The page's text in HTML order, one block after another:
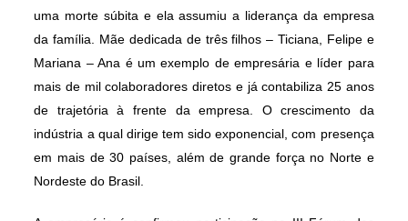
uma morte súbita e ela assumiu a liderança da empresa
da família. Mãe dedicada de três filhos – Ticiana, Felipe e
Mariana – Ana é um exemplo de empresária e líder para
mais de mil colaboradores diretos e já contabiliza 25 anos
de trajetória à frente da empresa. O crescimento da
indústria a qual dirige tem sido exponencial, com presença
em mais de 30 países, além de grande força no Norte e
Nordeste do Brasil.